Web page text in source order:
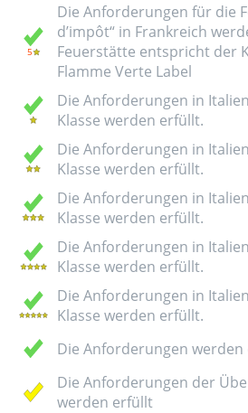
Die Anforderungen für die
d’impôt“ in Frankreich
Feuerstätte entspricht der
Flamme Verte Label
Die Anforderungen in
Klasse werden erfüllt.
Die Anforderungen in
Klasse werden erfüllt.
Die Anforderungen in
Klasse werden erfüllt.
Die Anforderungen in
Klasse werden erfüllt.
Die Anforderungen in
Klasse werden erfüllt.
Die Anforderungen
Die Anforderungen der
werden erfüllt